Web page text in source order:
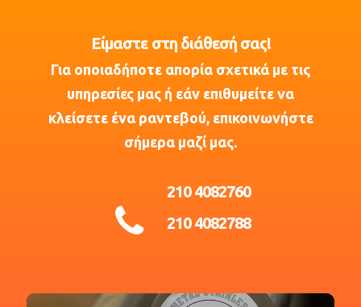
Είμαστε στη διάθεσή σας!
Για οποιαδήποτε απορία σχετικά με τις
υπηρεσίες μας ή εάν επιθυμείτε να
κλείσετε ένα ραντεβού, επικοινωνήστε
σήμερα μαζί μας.
210 4082760
210 4082788